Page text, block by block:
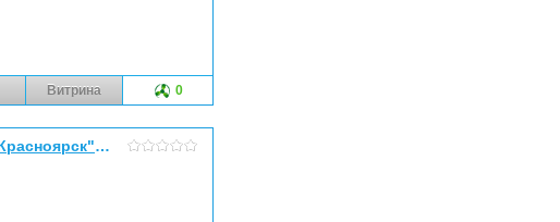
Витрина 0
"СПК "Красноярск" (Светопрозрачные конструкции "Красноярск", ООО)